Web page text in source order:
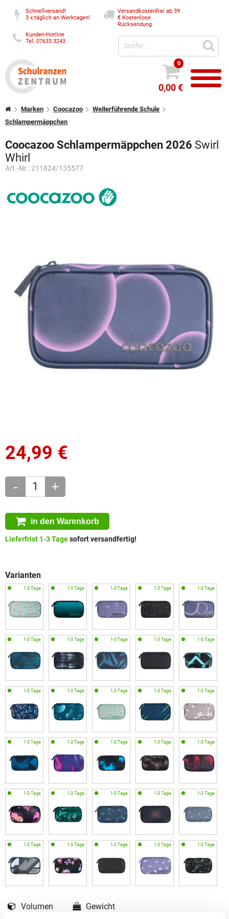
Schnellversand!
3 x täglich an Werktagen!
Versandkostenfrei ab 39
€Kostenlose
Rücksendung
Kunden-Hotline
Tel. 07633 3243
0
0,00 €
Marken Coocazoo
Weiterführende Schule
Schlampermäppchen
Coocazoo Schlampermäppchen 2026 Swirl
Whirl
Art.-Nr.:211824/135577
24,99 €
- +
in den Warenkorb
Lieferfrist 1-3 Tagesofort versandfertig!
Varianten
Volumen
Gewicht